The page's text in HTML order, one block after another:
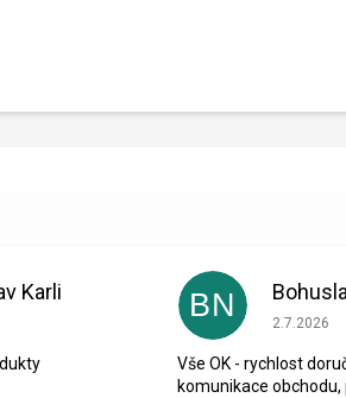
Karli
obchodu je 5 z 5 hvězdiček.
BN 2.7.2026
Vše OK - rychlost
komunikace